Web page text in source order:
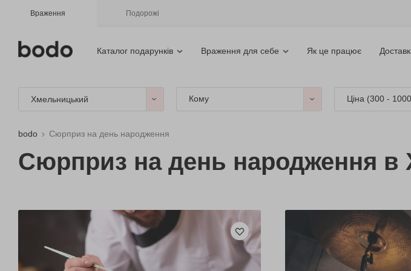
Враження Подорожі
Каталог подарунків Враження для себе Як це працює
Хмельницький Кому Ціна (300 -
bodo Сюрприз на день народження
Сюрприз на день народження в